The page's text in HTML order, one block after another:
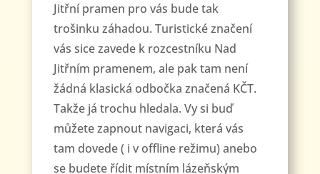
Jitřní pramen pro vás bude tak
trošinku záhadou. Turistické značení
vás sice zavede k rozcestníku Nad
Jitřním pramenem, ale pak tam není
žádná klasická odbočka značená KČT.
Takže já trochu hledala. Vy si buď
můžete zapnout navigaci, která vás
tam dovede ( i v offline režimu) anebo
se budete řídit místním lázeňským